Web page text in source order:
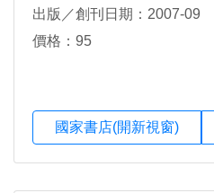
出版／創刊日期：2007-09
價格：95
國家書店(開新視窗)